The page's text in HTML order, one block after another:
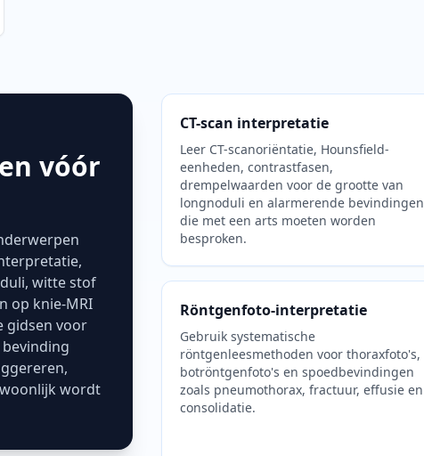
vóór
witte stof
op knie-MRI
gidsen voor
wordt
CT-scan interpretatie
Leer CT-scanoriëntatie, Hounsfield-
eenheden, contrastfasen,
drempelwaarden voor de grootte van
longnoduli en alarmerende bevindingen
die met een arts moeten worden
besproken.
Röntgenfoto-interpretatie
Gebruik systematische
röntgenleesmethoden voor thoraxfoto's,
botröntgenfoto's en spoedbevindingen
zoals pneumothorax, fractuur, effusie en
consolidatie.